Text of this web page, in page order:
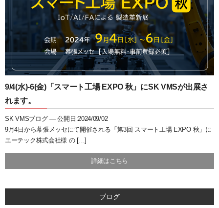
9/4(水)-6(金)「スマート工場 EXPO 秋」にSK VMSが出展さ
れます。
SK VMSブログ —公開日:2024/09/02
9月4日から幕張メッセにて開催される「第3回 スマート工場 EXPO 秋」に
エーテック株式会社様 の […]
詳細はこちら
ブログ